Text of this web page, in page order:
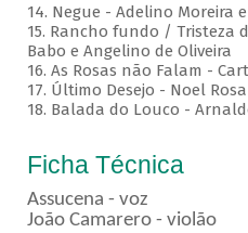
14. Negue - Adelino Moreira
15. Rancho fundo / Tristeza
Babo e Angelino de Oliveira
16. As Rosas não Falam -
17. Último Desejo - Noel Rosa
18. Balada do Louco -
Ficha Técnica
Assucena - voz
João Camarero - violão